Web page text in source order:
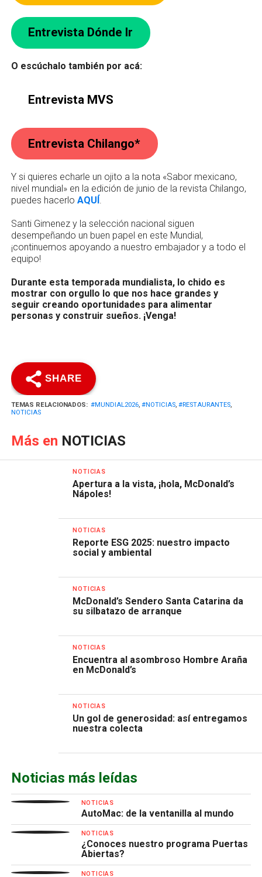
Entrevista Dónde Ir
O escúchalo también por acá:
Entrevista MVS
Entrevista Chilango*
Y si quieres echarle un ojito a la nota «Sabor mexicano,
nivel mundial» en la edición de junio de la revista Chilango,
puedes hacerlo AQUÍ .
Santi Gimenez y la selección nacional siguen
desempeñando un buen papel en este Mundial,
¡continuemos apoyando a nuestro embajador y a todo el
equipo!
Durante esta temporada mundialista, lo chido es
mostrar con orgullo lo que nos hace grandes y
seguir creando oportunidades para alimentar
personas y construir sueños. ¡Venga!
SHARE
TEMAS RELACIONADOS: #MUNDIAL2026, #NOTICIAS, #RESTAURANTES,
NOTICIAS
Más en NOTICIAS
NOTICIAS
Apertura a la vista, ¡hola, McDonald’s
Nápoles!
NOTICIAS
Reporte ESG 2025: nuestro impacto
social y ambiental
NOTICIAS
McDonald’s Sendero Santa Catarina da
su silbatazo de arranque
NOTICIAS
Encuentra al asombroso Hombre Araña
en McDonald’s
NOTICIAS
Un gol de generosidad: así entregamos
nuestra colecta
Noticias más leídas
NOTICIAS
AutoMac: de la ventanilla al mundo
NOTICIAS
¿Conoces nuestro programa Puertas
Abiertas?
NOTICIAS